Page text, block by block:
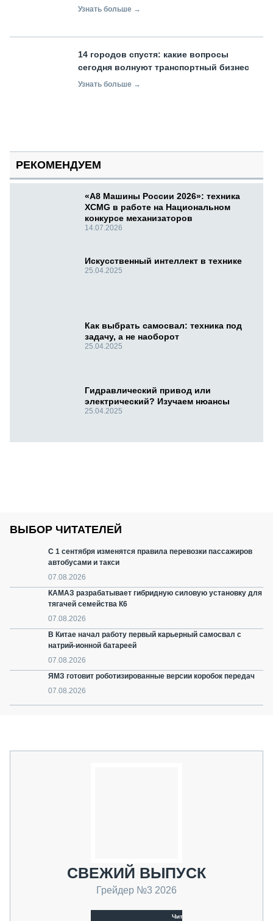
Узнать больше →
14 городов спустя: какие вопросы
сегодня волнуют транспортный бизнес
Узнать больше →
РЕКОМЕНДУЕМ
«А8 Машины России 2026»: техника
XCMG в работе на Национальном
конкурсе механизаторов
14.07.2026
Искусственный интеллект в технике
25.04.2025
Как выбрать самосвал: техника под
задачу, а не наоборот
25.04.2025
Гидравлический привод или
электрический? Изучаем нюансы
25.04.2025
ВЫБОР ЧИТАТЕЛЕЙ
С 1 сентября изменятся правила перевозки пассажиров
автобусами и такси
07.08.2026
КАМАЗ разрабатывает гибридную силовую установку для
тягачей семейства К6
07.08.2026
В Китае начал работу первый карьерный самосвал с
натрий-ионной батареей
07.08.2026
ЯМЗ готовит роботизированные версии коробок передач
07.08.2026
СВЕЖИЙ ВЫПУСК
Грейдер №3 2026
Читать